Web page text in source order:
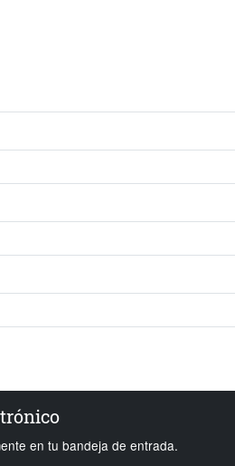
en tu bandeja de entrada.